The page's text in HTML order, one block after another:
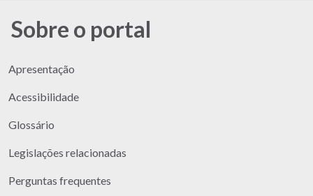
Sobre o portal
Apresentação
Acessibilidade
Glossário
Legislações relacionadas
Perguntas frequentes